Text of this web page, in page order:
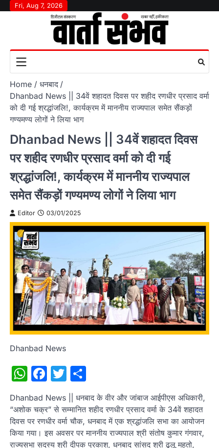
SkipFri, Aug 7, 2026
Home
धनबाद
Dhanbad News || 34वें शहादत दिवस पर शहीद रणधीर प्रसाद वर्मा
को दी गई श्रद्धांजलि!, कार्यक्रम में माननीय राज्यपाल समेत सैंकड़ों
गण्यमण्य लोगों ने लिया भाग
Dhanbad News || 34वें शहादत दिवस
पर शहीद रणधीर प्रसाद वर्मा को दी गई
श्रद्धांजलि!, कार्यक्रम में माननीय राज्यपाल
समेत सैंकड़ों गण्यमण्य लोगों ने लिया भाग
Editor 03/01/2025
Dhanbad News
WhatsApp
Facebook
Twitter
Dhanbad News || धनबाद के वीर और जांबाज आईपीएस अधिकारी,
“अशोक चक्र” से सम्मानित शहीद रणधीर प्रसाद वर्मा के 34वें शहादत
दिवस पर रणधीर वर्मा चौक, धनबाद में एक श्रद्धांजलि सभा का आयोजन
किया गया। इस अवसर पर माननीय राज्यपाल श्री संतोष कुमार गंगवार,
राज्यसभा सदस्य श्री दीपक प्रकाश, धनबाद सांसद श्री ढुलू महतो,